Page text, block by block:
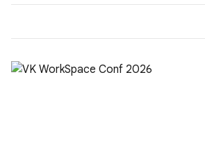
Тартусе. В соответствии с